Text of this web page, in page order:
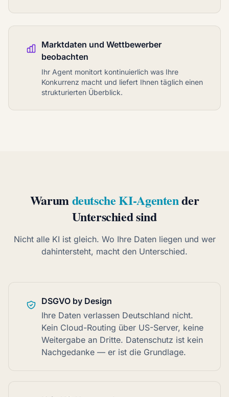
Marktdaten und Wettbewerber
beobachten
Ihr Agent monitort kontinuierlich was Ihre
Konkurrenz macht und liefert Ihnen täglich einen
strukturierten Überblick.
Warumdeutsche KI-Agentender
Unterschied sind
Nicht alle KI ist gleich. Wo Ihre Daten liegen und wer
dahintersteht, macht den Unterschied.
DSGVO by Design
Ihre Daten verlassen Deutschland nicht.
Kein Cloud-Routing über US-Server, keine
Weitergabe an Dritte. Datenschutz ist kein
Nachgedanke — er ist die Grundlage.